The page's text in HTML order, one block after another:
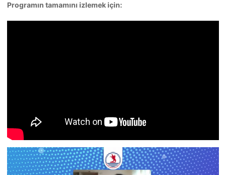
Programın tamamını izlemek için: